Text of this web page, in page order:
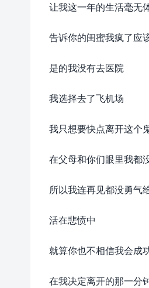
让我这一年的生活毫无
告诉你的闺蜜我疯了应
是的我没有去医院
我选择去了飞机场
我只想要快点离开这个
在父母和你们眼里我都
所以我连再见都没勇气
活在悲愤中
就算你也不相信我会成
在我决定离开的那一分